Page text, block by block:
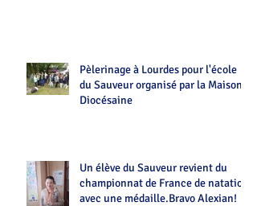
Pèlerinage à Lourdes pour l'école
du Sauveur organisé par la Maison
Diocésaine
Un élève du Sauveur revient du
championnat de France de natation
avec une médaille.Bravo Alexian!